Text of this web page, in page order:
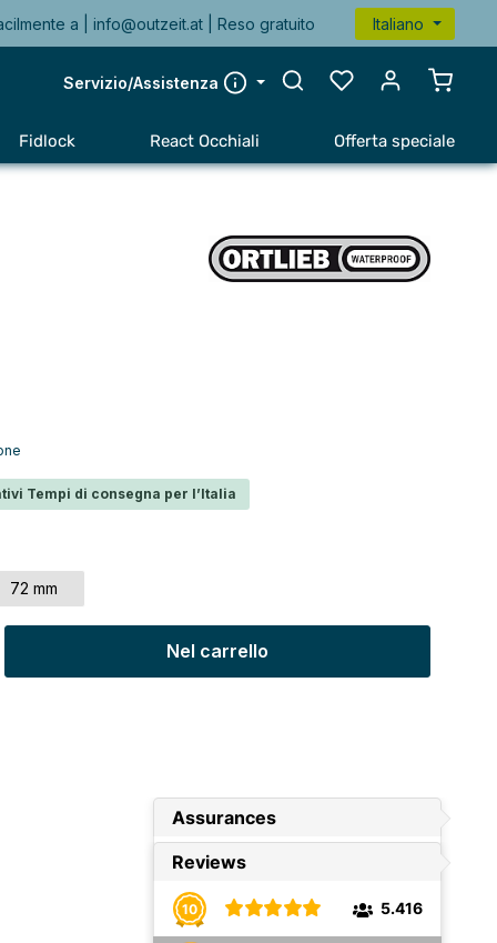
a |info@outzeit.at | Reso gratuito Italiano
Servizio/Assistenza
Il
Fidlock React Occhiali Offerta speciale
Tempi di consegna per l’Italia
72 mm
inserisci la quantità desiderata
Nel carrello